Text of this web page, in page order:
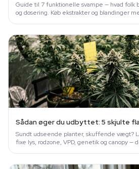
Guide til 7 funktionelle svampe — hvad folk
og dosering. Køb ekstrakter og blandinger
Sådan øger du udbyttet: 5 skjulte
Sundt udseende planter, skuffende vægt?
fixe lys, rodzone, VPD, genetik og canopy —